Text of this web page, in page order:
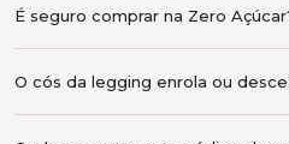
É seguro comprar na Zero
O cós da legging enrola ou